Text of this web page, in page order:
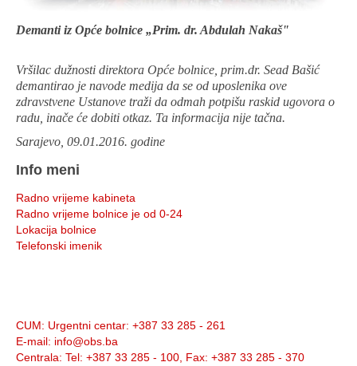
Demanti iz Opće bolnice „Prim. dr. Abdulah Nakaš"
Vršilac dužnosti direktora Opće bolnice, prim.dr. Sead Bašić
demantirao je navode medija da se od uposlenika ove
zdravstvene Ustanove traži da odmah potpišu raskid ugovora o
radu, inače će dobiti otkaz. Ta informacija nije tačna.
Sarajevo, 09.01.2016. godine
Info meni
Radno vrijeme kabineta
Radno vrijeme bolnice je od 0-24
Lokacija bolnice
Telefonski imenik
CUM: Urgentni centar: +387 33 285 - 261
E-mail: info@obs.ba
Centrala: Tel: +387 33 285 - 100, Fax: +387 33 285 - 370